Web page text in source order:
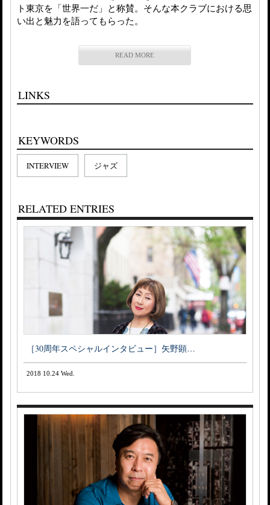
ト東京を「世界一だ」と称賛。そんな本クラブにおける思
い出と魅力を語ってもらった。
READ MORE
LINKS
KEYWORDS
INTERVIEW ジャズ
RELATED ENTRIES
［30周年スペシャルインタビュー］矢野顕…
2018 10.24 Wed.